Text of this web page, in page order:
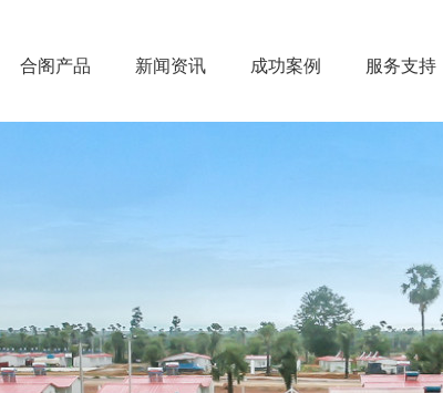
合阁产品 新闻资讯 成功案例 服务支持